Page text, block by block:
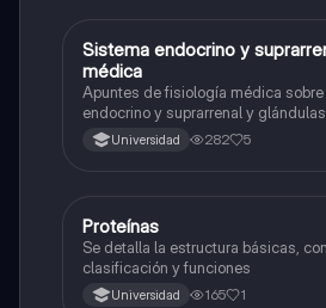
Química
Sistema endocrino y
médica
Apuntes de fisiología médica sobre sistema
endocrino y suprarrenal y
libros como Gayton hall , irá fox y
Universidad 282 5
Química
Proteínas
Se detalla la estructura básicas,
clasificación y funciones
Universidad 165 1